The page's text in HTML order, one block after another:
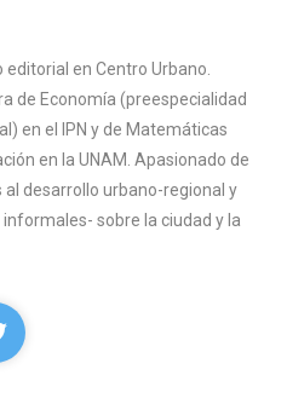
editorial en Centro Urbano.
de Economía (preespecialidad
en el IPN y de Matemáticas
en la UNAM. Apasionado de
al desarrollo urbano-regional y
sobre la ciudad y la